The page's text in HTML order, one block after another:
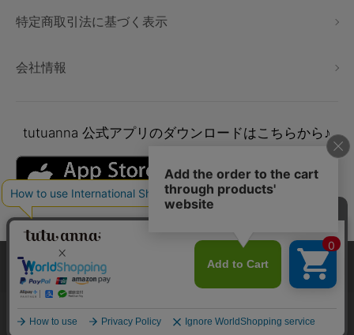
特定商取引法に基づく表示
会社情報
tutuanna 公式アプリのダウンロードはこちらから♪
本サイトでは、より快適にご利用いただけるようCookieを利用し
ています。詳細については
プライバシポリシー
をご確認くださ
い。
承諾する